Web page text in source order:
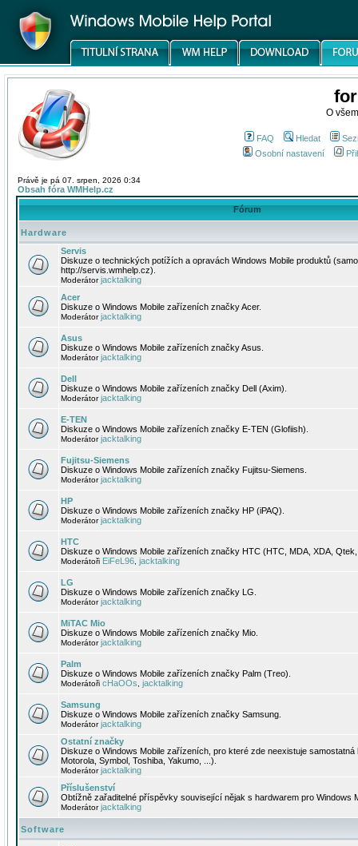
O
FAQ Hledat
Osobní nastavení
Právě je pá 07. srpen, 2026 0:34
Obsah fóra WMHelp.cz
Fórum
Hardware
Servis
Diskuze o technických potížích a opravách Windows Mobile produktů
http://servis.wmhelp.cz).
Moderátorjacktalking
Acer
Diskuze o Windows Mobile zařízeních značky Acer.
Moderátorjacktalking
Asus
Diskuze o Windows Mobile zařízeních značky Asus.
Moderátorjacktalking
Dell
Diskuze o Windows Mobile zařízeních značky Dell (Axim).
Moderátorjacktalking
E-TEN
Diskuze o Windows Mobile zařízeních značky E-TEN (Glofiish).
Moderátorjacktalking
Fujitsu-Siemens
Diskuze o Windows Mobile zařízeních značky Fujitsu-Siemens.
Moderátorjacktalking
HP
Diskuze o Windows Mobile zařízeních značky HP (iPAQ).
Moderátorjacktalking
HTC
Diskuze o Windows Mobile zařízeních značky HTC (HTC, MDA, XDA,
Moderátoři EiFeL96 jacktalking
LG
Diskuze o Windows Mobile zařízeních značky LG.
Moderátorjacktalking
MiTAC Mio
Diskuze o Windows Mobile zařízeních značky Mio.
Moderátorjacktalking
Palm
Diskuze o Windows Mobile zařízeních značky Palm (Treo).
Moderátoři cHaOOs jacktalking
Samsung
Diskuze o Windows Mobile zařízeních značky Samsung.
Moderátorjacktalking
Ostatní značky
Diskuze o Windows Mobile zařízeních, pro které zde neexistuje
Motorola, Symbol, Toshiba, Yakumo, ...).
Moderátorjacktalking
Příslušenství
Obtížně zařaditelné příspěvky související nějak s hardwarem pro Windows
Moderátorjacktalking
Software